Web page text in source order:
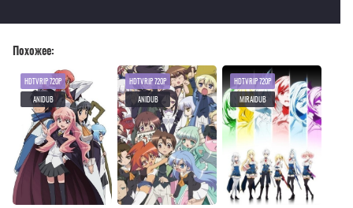
Похожее:
HDTVRIP 720P
ANIDUB
HDTVRIP 720P
ANIDUB
HDTVRIP 720P
MIRAIDUB